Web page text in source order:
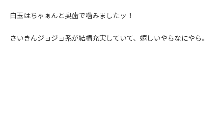
白玉はちゃぁんと奥歯で噛みましたッ！
さいきんジョジョ系が結構充実していて、嬉しいやらなにやら。